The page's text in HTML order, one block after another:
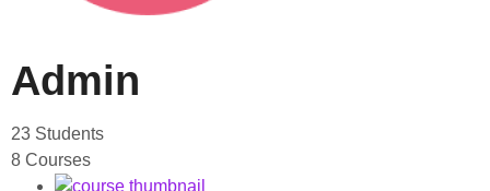
Admin
23 Students
8 Courses